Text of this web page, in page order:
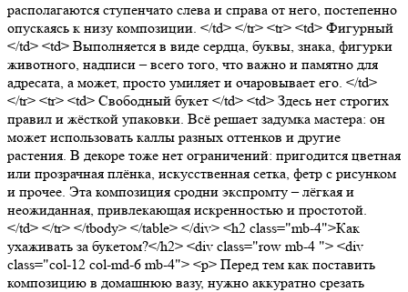
располагаются ступенчато слева и справа от него, постепенно
опускаясь к низу композиции. </td> </tr> <tr> <td> Фигурный
</td> <td> Выполняется в виде сердца, буквы, знака, фигурки
животного, надписи – всего того, что важно и памятно для
адресата, а может, просто умиляет и очаровывает его. </td>
</tr> <tr> <td> Свободный букет </td> <td> Здесь нет строгих
правил и жёсткой упаковки. Всё решает задумка мастера: он
может использовать каллы разных оттенков и другие
растения. В декоре тоже нет ограничений: пригодится цветная
или прозрачная плёнка, искусственная сетка, фетр с рисунком
и прочее. Эта композиция сродни экспромту – лёгкая и
неожиданная, привлекающая искренностью и простотой.
</td> </tr> </tbody> </table> </div> <h2 class="mb-4">Как
ухаживать за букетом?</h2> <div class="row mb-4 "> <div
class="col-12 col-md-6 mb-4"> <p> Перед тем как поставить
композицию в домашнюю вазу, нужно аккуратно срезать